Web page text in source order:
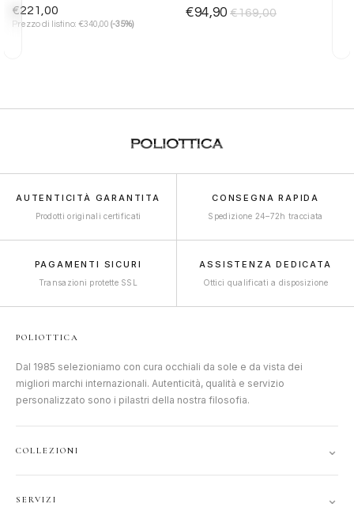
€221,00
Prezzo di listino: €340,00 (-35%)
€94,90 €169,00
AUTENTICITÀ GARANTITA
Prodotti originali certificati
CONSEGNA RAPIDA
Spedizione 24–72h tracciata
PAGAMENTI SICURI
Transazioni protette SSL
ASSISTENZA DEDICATA
Ottici qualificati a disposizione
POLIOTTICA
Dal 1985 selezioniamo con cura occhiali da sole e da vista dei
migliori marchi internazionali. Autenticità, qualità e servizio
personalizzato sono i pilastri della nostra filosofia.
COLLEZIONI ⌄
SERVIZI ⌄